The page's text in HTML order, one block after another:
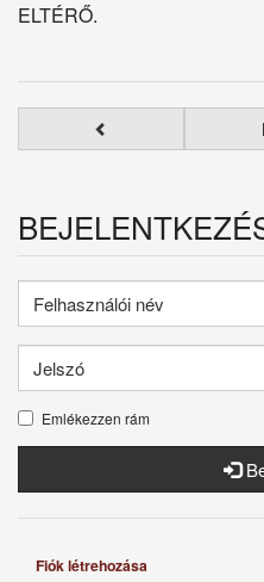
ELTÉRŐ.
Emlékezzen rám
Fiók létrehozása